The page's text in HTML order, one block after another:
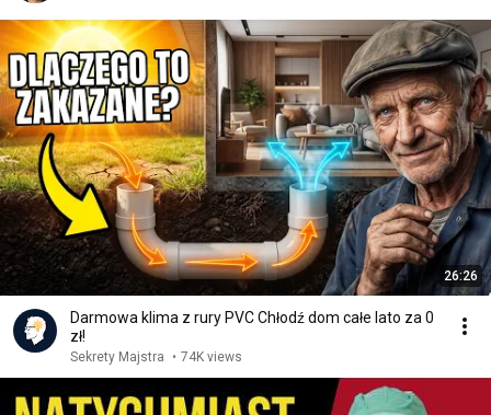
26:26
Darmowa klima z rury PVC Chłodź dom całe lato za 0
zł!
Sekrety Majstra • 74K views